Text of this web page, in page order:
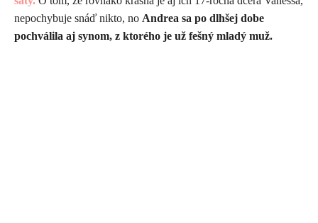
nepochybuje snáď nikto, no Andrea sa po dlhšej dobe
pochválila aj synom, z ktorého je už fešný mladý muž.